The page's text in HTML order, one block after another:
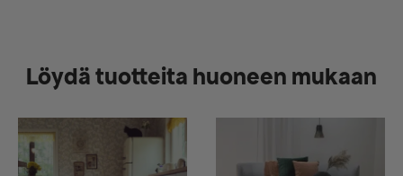
Löydä tuotteita huoneen mukaan